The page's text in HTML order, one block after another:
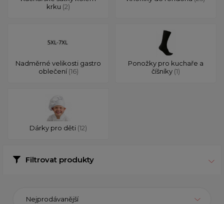
krku (2)
Nadměrné velikosti gastro
oblečení(16)
Ponožky pro kuchaře a
číšníky (1)
Dárky pro děti (12)
Filtrovat produkty
Nejprodávanější